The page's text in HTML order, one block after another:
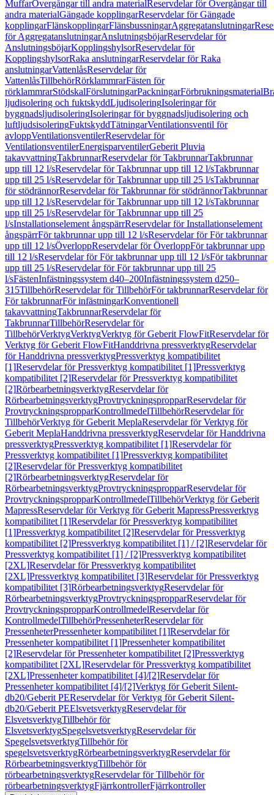
MuffarÖvergångar till andra materialReservdelar för Övergångar till
andra materialGängade kopplingarReservdelar för Gängade
kopplingarFlänskopplingarFlänsbussningarAggregatanslutningar
för AggregatanslutningarAnslutningsböjarReservdelar för
AnslutningsböjarKopplingshylsorReservdelar för
KopplingshylsorRaka anslutningarReservdelar för Raka
anslutningarVattenlåsReservdelar för
VattenlåsTillbehörRörklammrarFästen för
rörklammrarStödskalFörslutningarPackningarFörbrukningsmaterial
ljudisolering och fuktskyddLjudisoleringIsoleringar för
byggnadsljudisoleringIsoleringar för byggnadsljudisolering och
luftljudsisoleringFuktskyddTätningarVentilationsventil för
avloppVentilationsventilerReservdelar för
VentilationsventilerEnergisparventilerGeberit Pluvia
takavvattningTakbrunnarReservdelar för TakbrunnarTakbrunnar
upp till 12 l/sReservdelar för Takbrunnar upp till 12 l/sTakbrunnar
upp till 25 l/sReservdelar för Takbrunnar upp till 25 l/sTakbrunnar
för stödrännorReservdelar för Takbrunnar för stödrännorTakbrunnar
upp till 12 l/sReservdelar för Takbrunnar upp till 12 l/sTakbrunnar
upp till 25 l/sReservdelar för Takbrunnar upp till 25
l/sInstallationselement ångspärrReservdelar för Installationselement
ångspärrFör takbrunnar upp till 12 l/sReservdelar för För takbrunnar
upp till 12 l/sÖverloppReservdelar för ÖverloppFör takbrunnar upp
till 12 l/sReservdelar för För takbrunnar upp till 12 l/sFör takbrunnar
upp till 25 l/sReservdelar för För takbrunnar upp till 25
l/sFästenInfästningssystem d40–200Infästningssystem d250–
315TillbehörReservdelar för TillbehörFör takbrunnarReservdelar för
För takbrunnarFör infästningarKonventionell
takavvattningTakbrunnarReservdelar för
TakbrunnarTillbehörReservdelar för
TillbehörVerktygVerktygVerktyg för Geberit FlowFitReservdelar för
Verktyg för Geberit FlowFitHanddrivna pressverktygReservdelar
för Handdrivna pressverktygPressverktyg kompatibilitet
[1]Reservdelar för Pressverktyg kompatibilitet [1]Pressverktyg
kompatibilitet [2]Reservdelar för Pressverktyg kompatibilitet
[2]RörbearbetningsverktygReservdelar för
RörbearbetningsverktygProvtryckningspropparReservdelar för
ProvtryckningspropparKontrollmedelTillbehörReservdelar för
TillbehörVerktyg för Geberit MeplaReservdelar för Verktyg för
Geberit MeplaHanddrivna pressverktygReservdelar för Handdrivna
pressverktygPressverktyg kompatibilitet [1]Reservdelar för
Pressverktyg kompatibilitet [1]Pressverktyg kompatibilitet
[2]Reservdelar för Pressverktyg kompatibilitet
[2]RörbearbetningsverktygReservdelar för
RörbearbetningsverktygProvtryckningspropparReservdelar för
ProvtryckningspropparKontrollmedelTillbehörVerktyg för Geberit
MapressReservdelar för Verktyg för Geberit MapressPressverktyg
kompatibilitet [1]Reservdelar för Pressverktyg kompatibilitet
[1]Pressverktyg kompatibilitet [2]Reservdelar för Pressverktyg
kompatibilitet [2]Pressverktyg kompatibilitet [1] / [2]Reservdelar för
Pressverktyg kompatibilitet [1] / [2]Pressverktyg kompatibilitet
[2XL]Reservdelar för Pressverktyg kompatibilitet
[2XL]Pressverktyg kompatibilitet [3]Reservdelar för Pressverktyg
kompatibilitet [3]RörbearbetningsverktygReservdelar för
RörbearbetningsverktygProvtryckningspropparReservdelar för
ProvtryckningspropparKontrollmedelReservdelar för
KontrollmedelTillbehörPressenheterReservdelar för
PressenheterPressenheter kompatibilitet [1]Reservdelar för
Pressenheter kompatibilitet [1]Pressenheter kompatibilitet
[2]Reservdelar för Pressenheter kompatibilitet [2]Pressverktyg
kompatibilitet [2XL]Reservdelar för Pressverktyg kompatibilitet
[2XL]Pressenheter kompatibilitet [4]/[2]Reservdelar för
Pressenheter kompatibilitet [4]/[2]Verktyg för Geberit Silent-
db20/Geberit PEReservdelar för Verktyg för Geberit Silent-
db20/Geberit PEElsvetsverktygReservdelar för
ElsvetsverktygTillbehör för
ElsvetsverktygSpegelsvetsverktygReservdelar för
SpegelsvetsverktygTillbehör för
spegelsvetsverktygRörbearbetningsverktygReservdelar för
RörbearbetningsverktygTillbehör för
rörbearbetningsverktygReservdelar för Tillbehör för
rörbearbetningsverktygFjärrkontrollerFjärrkontroller